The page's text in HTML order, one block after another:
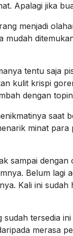
Apalagi jika
menjadi
mudah
tentu saja
kulit krispi
dengan
saat
minat
sampai
Belum lagi
Kali ini
sudah tersedia
merasa